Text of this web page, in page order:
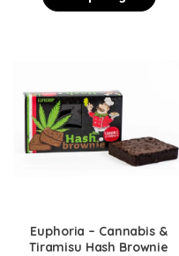
Euphoria – Cannabis &
Tiramisu Hash Brownie